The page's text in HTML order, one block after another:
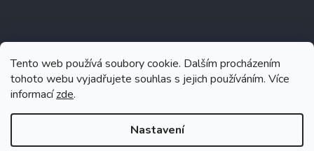
Tento web používá soubory cookie. Dalším procházením
tohoto webu vyjadřujete souhlas s jejich používáním. Více
informacízde.
Nastavení
Sledovat na Instagramu